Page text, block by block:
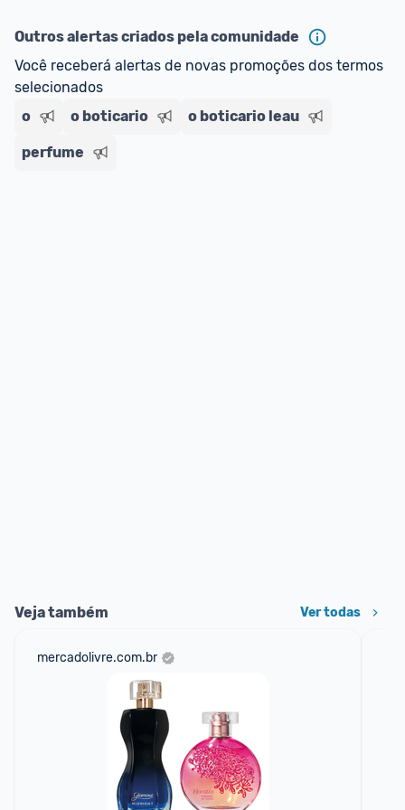
E lembre-se: você sempre pode contar ajuda da
comunidade para tirar dúvidas ou acionar os
nossos Admins marcando @admin em um
Outros alertas criados pela comunidade
Você receberá alertas de novas promoções dos termos
selecionados
o
o boticario o boticario leau
perfume
Veja também Ver todas
mercadolivre.com.br